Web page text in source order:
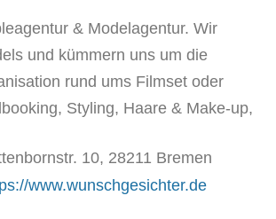
& Modelagentur. Wir
und kümmern uns um die
rund ums Filmset oder
Styling, Haare & Make-up,
10, 28211 Bre­men
www.wunschgesichter.de